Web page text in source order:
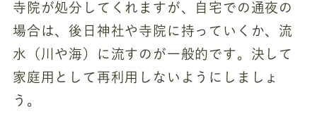
寺院が処分してくれますが、自宅での通夜の
場合は、後日神社や寺院に持っていくか、流
水（川や海）に流すのが一般的です。決して
家庭用として再利用しないようにしましょ
う。